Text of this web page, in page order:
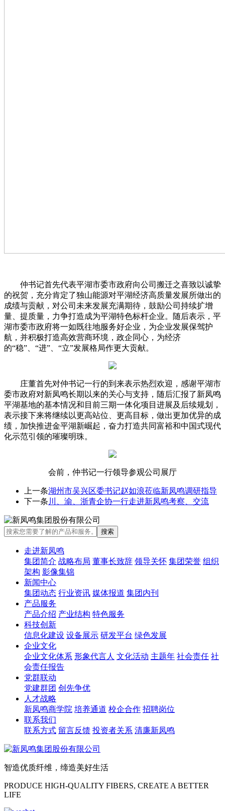
仲书记首先代表平湖市委市政府向公司搬迁之喜致以诚挚
的祝贺，充分肯定了独山能源对平湖经济高质量发展所做出的
成绩与贡献，对公司未来发展充满期待，鼓励公司持续扩增
量、提质量，力争打造成为平湖特色标杆企业。随后表示，平
湖市委市政府将一如既往地服务好企业，为企业发展保驾护
航，并积极打造高效营商环境，政企同心，为经济
的“稳”、“进”、“立”发展格局作更大贡献。
庄董首先对仲书记一行的到来表示热烈欢迎，感谢平湖市
委市政府对新凤鸣长期以来的关心与支持，随后汇报了新凤鸣
平湖基地的基本情况和目前三期一体化项目进展及后续规划，
表示接下来将继续以更高站位、更高目标，做出更加优异的成
绩，加快推进金平湖新崛起，奋力打造共同富裕和中国式现代
化示范引领的璀璨明珠。
会前，仲书记一行领导参观公司展厅
上一条湖州市吴兴区委书记赵如浪莅临新凤鸣调研指导
下一条 川、渝、浙青企协一行走进新凤鸣考察、交流
走进新凤鸣
集团简介 战略布局 董事长致辞 领导关怀 集团荣誉 组织
架构 影像集锦
新闻中心
集团动态 行业资讯 媒体报道 集团内刊
产品服务
产品介绍 产业结构 特色服务
科技创新
信息化建设 设备展示 研发平台 绿色发展
企业文化
企业文化体系 形象代言人 文化活动 主题年 社会责任 社
会责任报告
党群联动
党建群团 创先争优
人才战略
新凤鸣商学院 培养通道 校企合作 招聘岗位
联系我们
联系方式 留言反馈 投资者关系 清廉新凤鸣
智造优质纤维，缔造美好生活
PRODUCE HIGH-QUALITY FIBERS, CREATE A BETTER
LIFE